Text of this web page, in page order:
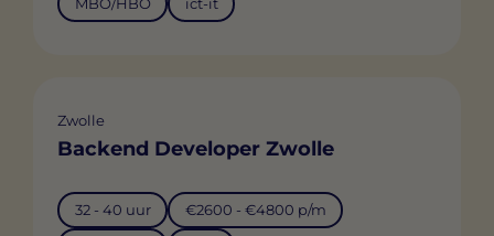
Zwolle
Backend Developer Zwolle
32 - 40 uur €2600 - €4800 p/m